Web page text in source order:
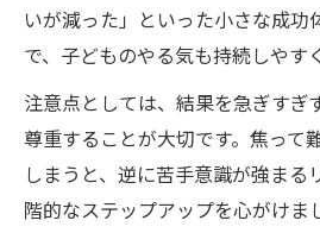
いが減った」といった小さな成功
で、子どものやる気も持続しやす
注意点としては、結果を急ぎすぎ
尊重することが大切です。焦って
しまうと、逆に苦手意識が強まる
階的なステップアップを心がけま